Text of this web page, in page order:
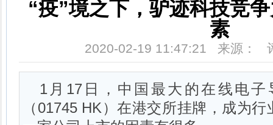
“疫”境之下，驴迹科技竞
素
2020-02-19 11:47:21 来源：
1月17日，中国最大的在线电
（01745 HK）在港交所挂牌，成为